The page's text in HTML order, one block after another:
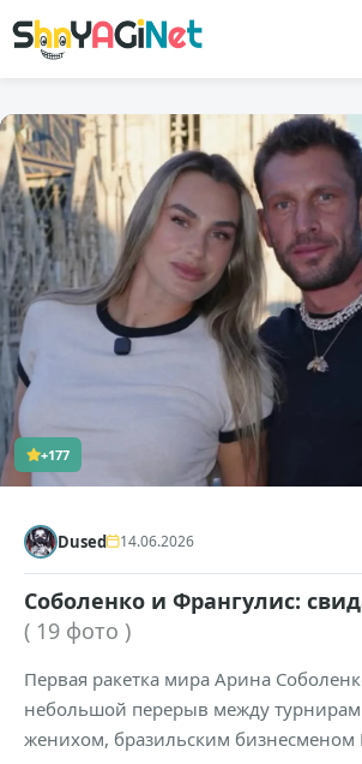
+177
Dused 14.06.2026
Соболенко и Франгулис:
( 19 фото )
Первая ракетка мира Арина
небольшой перерыв между
женихом, бразильским бизнесменом